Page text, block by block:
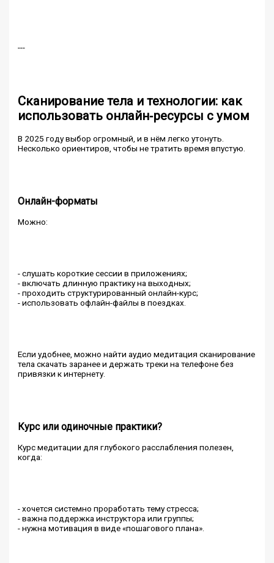
---
Сканирование тела и технологии: как
использовать онлайн‑ресурсы с умом
В 2025 году выбор огромный, и в нём легко утонуть.
Несколько ориентиров, чтобы не тратить время впустую.
Онлайн-форматы
Можно:
- слушать короткие сессии в приложениях;
- включать длинную практику на выходных;
- проходить структурированный онлайн-курс;
- использовать офлайн-файлы в поездках.
Если удобнее, можно найти аудио медитация сканирование
тела скачать заранее и держать треки на телефоне без
привязки к интернету.
Курс или одиночные практики?
Курс медитации для глубокого расслабления полезен,
когда:
- хочется системно проработать тему стресса;
- важна поддержка инструктора или группы;
- нужна мотивация в виде «пошагового плана».